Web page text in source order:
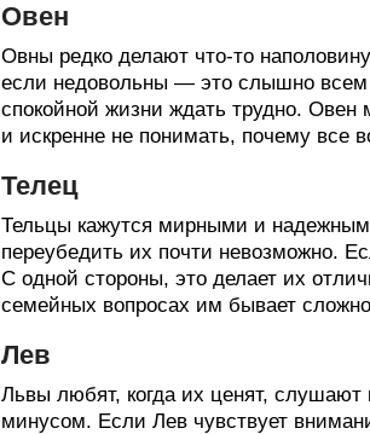
Овен
Овны редко делают что-то
если недовольны — это слышно всем
спокойной жизни ждать трудно. Овен
и искренне не понимать, почему все
Телец
Тельцы кажутся мирными и
переубедить их почти невозможно.
С одной стороны, это делает их
семейных вопросах им бывает
Лев
Львы любят, когда их ценят,
минусом. Если Лев чувствует